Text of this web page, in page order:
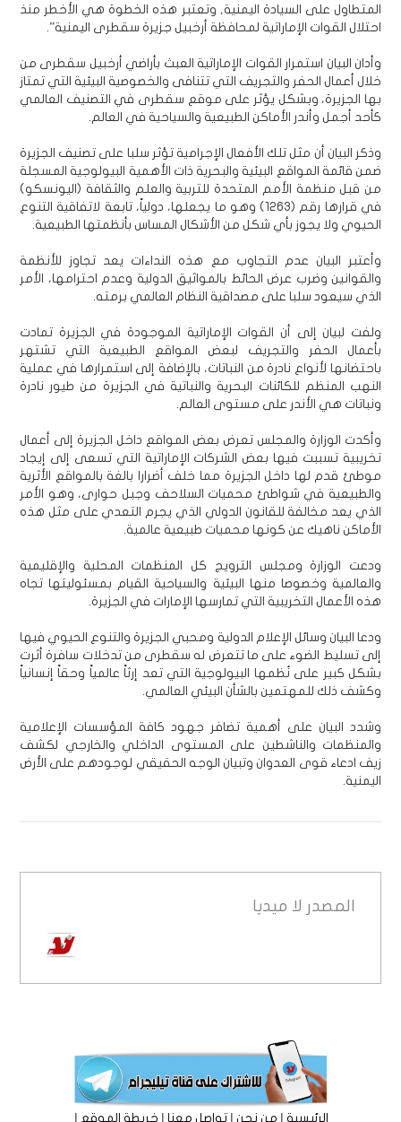
المتطاول على السيادة اليمنية, وتعتبر هذه الخطوة هي الأخطر منذ
احتلال القوات الإماراتية لمحافظة أرخبيل جزيرة سقطرى اليمنية”.
وأدان البيان استمرار القوات الإماراتية العبث بأراضي أرخبيل سقطرى من
خلال أعمال الحفر والتجريف التي تتنافى والخصوصية البيئية التي تمتاز
بها الجزيرة، وبشكل يؤثر على موقع سقطرى في التصنيف العالمي
كأحد أجمل وأندر الأماكن الطبيعية والسياحية في العالم.
وذكر البيان أن مثل تلك الأفعال الإجرامية تؤثر سلبا على تصنيف الجزيرة
ضمن قائمة المواقع البيئية والبحرية ذات الأهمية البيولوجية المسجلة
من قبل منظمة الأمم المتحدة للتربية والعلم والثقافة (اليونسكو)
في قرارها رقم (1263) وهو ما يجعلها، دولياً، تابعة لاتفاقية التنوع
الحيوي ولا يجوز بأي شكل من الأشكال المساس بأنظمتها الطبيعية.
وأعتبر البيان عدم التجاوب مع هذه النداءات يعد تجاوز للأنظمة
والقوانين وضرب عرض الحائط بالمواثيق الدولية وعدم احترامها، الأمر
الذي سيعود سلبا على مصداقية النظام العالمي برمته.
ولفت لبيان إلى أن القوات الإماراتية الموجودة في الجزيرة تمادت
بأعمال الحفر والتجريف لبعض المواقع الطبيعية التي تشتهر
باحتضانها لأنواع نادرة من النباتات، بالإضافة إلى استمرارها في عملية
النهب المنظم للكائنات البحرية والنباتية في الجزيرة من طيور نادرة
ونباتات هي الأندر على مستوى العالم.
وأكدت الوزارة والمجلس تعرض بعض المواقع داخل الجزيرة إلى أعمال
تخريبية تسببت فيها بعض الشركات الإماراتية التي تسعى إلى إيجاد
موطئ قدم لها داخل الجزيرة مما خلف أضرارا بالغة بالمواقع الأثرية
والطبيعية في شواطئ محميات السلاحف وجبل حوارى، وهو الأمر
الذي يعد مخالفة للقانون الدولي الذي يجرم التعدي على مثل هذه
الأماكن ناهيك عن كونها محميات طبيعية عالمية.
ودعت الوزارة ومجلس الترويج كل المنظمات المحلية والإقليمية
والعالمية وخصوصا منها البيئية والسياحية القيام بمسئوليتها تجاه
هذه الأعمال التخريبية التي تمارسها الإمارات في الجزيرة.
ودعا البيان وسائل الإعلام الدولية ومحبي الجزيرة والتنوع الحيوي فيها
إلى تسليط الضوء على ما تتعرض له سقطرى من تدخلات سافرة أثرت
بشكل كبير على نُظمها البيولوجية التي تعد إرثاً عالمياً وحقاً إنسانياً
وكشف ذلك للمهتمين بالشأن البيئي العالمي.
وشدد البيان على أهمية تضافر جهود كافة المؤسسات الإعلامية
والمنظمات والناشطين على المستوى الداخلي والخارجي لكشف
زيف ادعاء قوى العدوان وتبيان الوجه الحقيقي لوجودهم على الأرض
اليمنية.
المصدر لا ميديا
الرئيسية|من نحن|تواصل معنا|خريطة الموقع |